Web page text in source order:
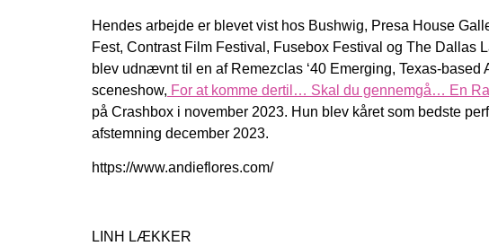
Hendes arbejde er blevet vist hos Bushwig, Presa House
Fest, Contrast Film Festival, Fusebox Festival og The Dallas
blev udnævnt til en af Remezclas ‘40 Emerging, Texas-based
sceneshow, For at komme dertil… Skal du gennemgå… En
på Crashbox i november 2023. Hun blev kåret som bedste
afstemning december 2023.
https://www.andieflores.com/
LINH LÆKKER